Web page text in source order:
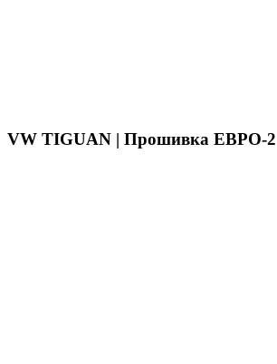
VW TIGUAN | Прошивка ЕВРО-2